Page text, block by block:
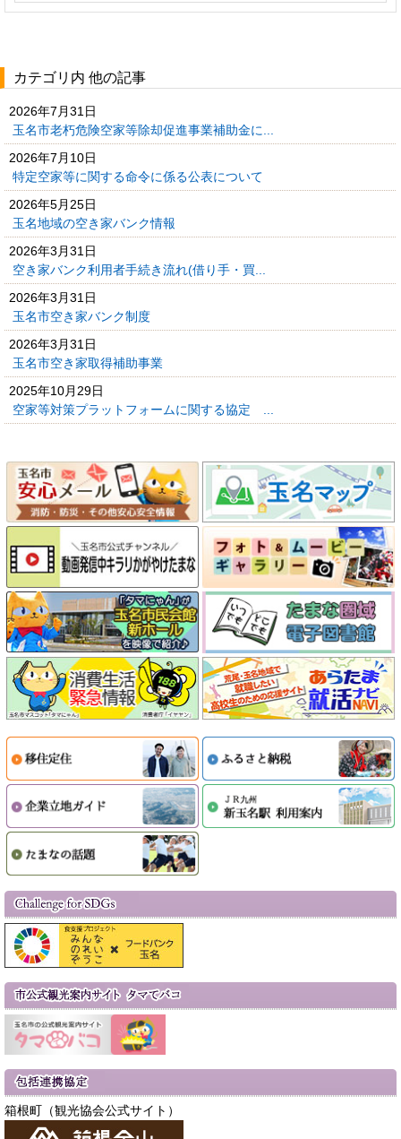
カテゴリ内 他の記事
2026年7月31日
玉名市老朽危険空家等除却促進事業補助金に...
2026年7月10日
特定空家等に関する命令に係る公表について
2026年5月25日
玉名地域の空き家バンク情報
2026年3月31日
空き家バンク利用者手続き流れ(借り手・買...
2026年3月31日
玉名市空き家バンク制度
2026年3月31日
玉名市空き家取得補助事業
2025年10月29日
空家等対策プラットフォームに関する協定 ...
箱根町（観光協会公式サイト）